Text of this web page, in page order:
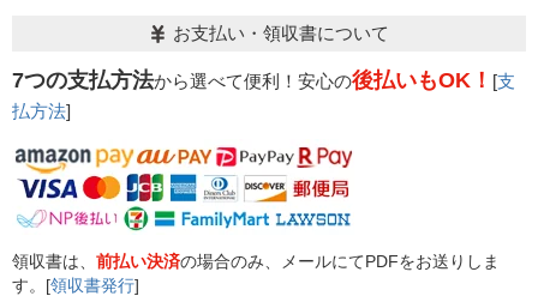
お支払い・領収書について
7つの支払方法から選べて便利！安心の後払いもOK！ [支
払方法]
領収書は、 前払い決済の場合のみ、メールにてPDFをお送りしま
す。[領収書発行]